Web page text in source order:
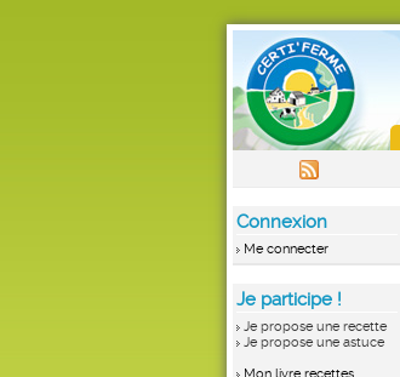
Connexion
Me connecter
Je participe !
Je propose une recette
Je propose une astuce